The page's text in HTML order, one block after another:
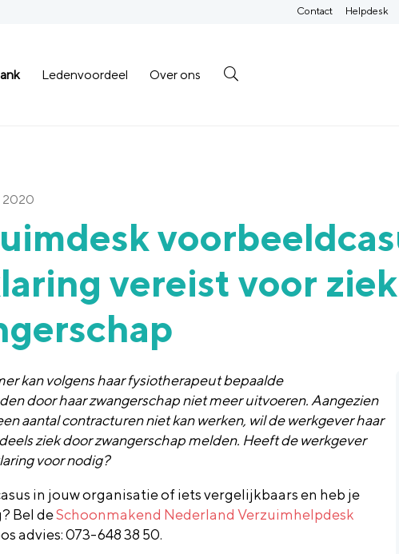
Ledenvoordeel Over ons
Contact Helpdesk
2020
vereist voor
kan volgens haar fysiotherapeut bepaalde
door haar zwangerschap niet meer uitvoeren. Aangezien
aantal contracturen niet kan werken, wil de werkgever haar
ziek door zwangerschap melden. Heeft de werkgever
voor nodig?
in jouw organisatie of iets vergelijkbaars en heb je
Bel deSchoonmakend Nederland Verzuimhelpdesk
advies: 073-648 38 50.